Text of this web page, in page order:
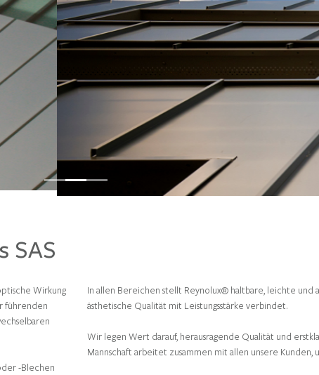
SAS
Wirkung
führenden
-Blechen
In allen Bereichen stellt Reynolux® haltbare, leichte und
ästhetische Qualität mit Leistungsstärke verbindet.
Wir legen Wert darauf, herausragende Qualität und
Mannschaft arbeitet zusammen mit allen unsere